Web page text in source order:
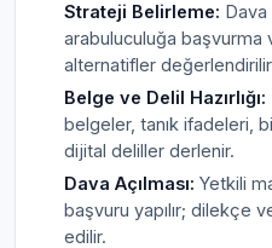
Strateji Belirleme:
arabuluculuğa
alternatifler
Belge ve Delil Hazırlığı:
belgeler, tanık ifadeleri,
dijital deliller derlenir.
Dava Açılması: Yetkili
başvuru yapılır; dilekçe
edilir.